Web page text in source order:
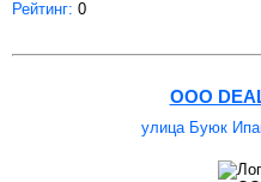
Рейтинг: 0
OOO
улица Буюк